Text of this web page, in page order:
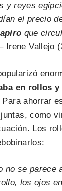
y reyes
el precio
que
Irene Vallejo
en rollos
Para ahorrar
como
Los
no se parece
los ojos